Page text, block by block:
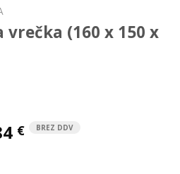
vrečka (160 x 150 x
€ BREZ DDV